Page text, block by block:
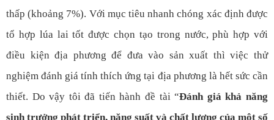
thấp (khoảng 7%). Với mục tiêu nhanh chóng xác định được
tổ hợp lúa lai tốt được chọn tạo trong nước, phù hợp với
điều kiện địa phương để đưa vào sản xuất thì việc thử
nghiệm đánh giá tính thích ứng tại địa phương là hết sức cần
thiết. Do vậy tôi đã tiến hành đề tài “Đánh giá khả năng
sinh trưởng phát triển, năng suất và chất lượng của một số